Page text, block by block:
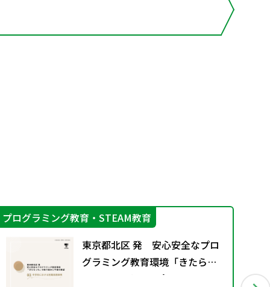
プログラミング教育・STEAM教育
東京都北区 発 安心安全なプロ
グラミング教育環境「きたらっ
ち」の取り組みと今後の展